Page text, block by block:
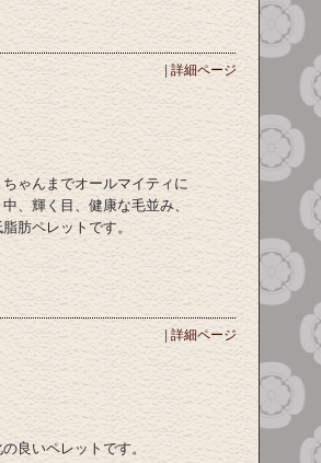
|詳細ページ
ゃんまでオールマイティに
、輝く目、健康な毛並み、
肪ペレットです。
|詳細ページ
良いペレットです。